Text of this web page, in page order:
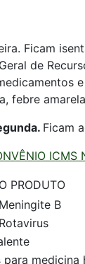
Ficam
de
febre
Ficam
ICMS
PRODUTO
B
para medicina